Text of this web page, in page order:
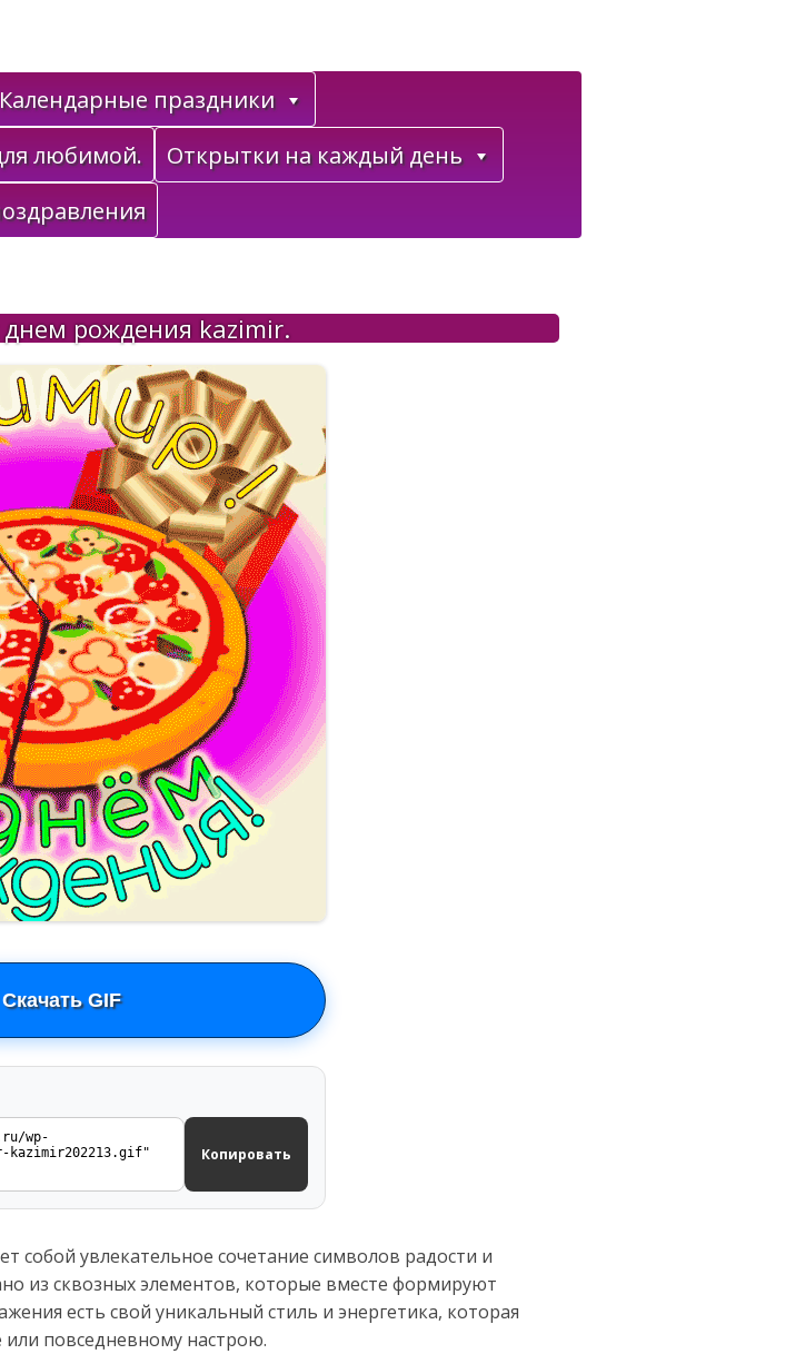
Календарные праздники
любимой.
Открытки на каждый день
рождения kazimir.
Скачать GIF
Копировать
собой увлекательное сочетание символов радости и
из сквозных элементов, которые вместе формируют
есть свой уникальный стиль и энергетика, которая
повседневному настрою.